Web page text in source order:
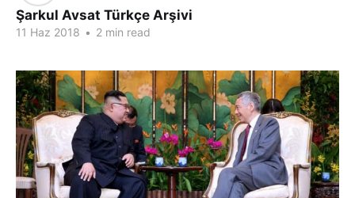
Şarkul Avsat Türkçe Arşivi
11 Haz 2018 • 2 min read